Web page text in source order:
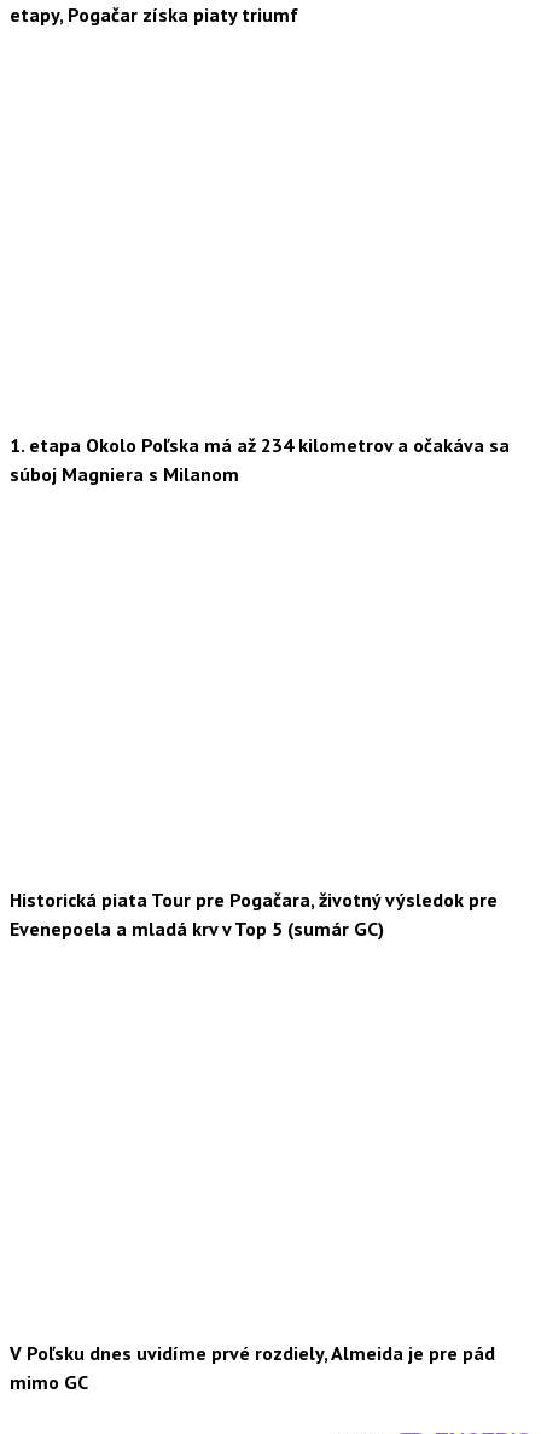
etapy, Pogačar získa piaty triumf
1. etapa Okolo Poľska má až 234 kilometrov a očakáva sa
súboj Magniera s Milanom
Historická piata Tour pre Pogačara, životný výsledok pre
Evenepoela a mladá krv v Top 5 (sumár GC)
V Poľsku dnes uvidíme prvé rozdiely, Almeida je pre pád
mimo GC